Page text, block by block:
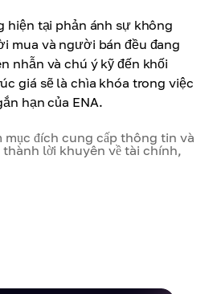
hiện tại phản ánh sự không
mua và người bán đều đang
nhẫn và chú ý kỹ đến khối
giá sẽ là chìa khóa trong việc
hạn của ENA.
mục đích cung cấp thông tin và
lời khuyên về tài chính,